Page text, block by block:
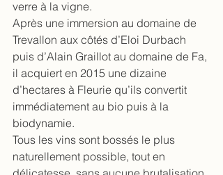
verre à la vigne.
Après une immersion au domaine de
Trevallon aux côtés d’Eloi Durbach
puis d’Alain Graillot au domaine de Fa,
il acquiert en 2015 une dizaine
d’hectares à Fleurie qu’ils convertit
immédiatement au bio puis à la
biodynamie.
Tous les vins sont bossés le plus
naturellement possible, tout en